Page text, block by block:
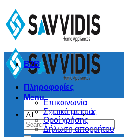
Menu
Search
for:
B2B
Πληροφορίες
Επικοινωνία
Σχετικά με εμάς
Οροί χρήσης
Δήλωση απορρήτου